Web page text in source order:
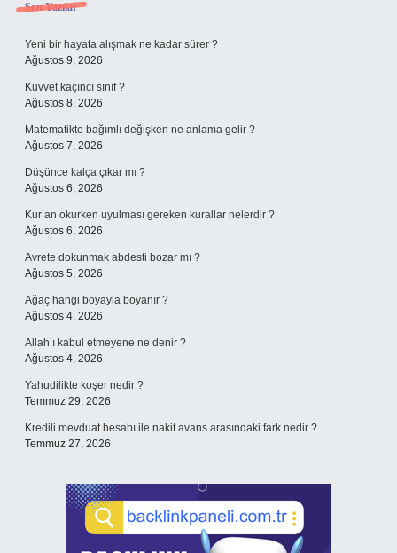
Sidebar
Son Yazılar
Yeni bir hayata alışmak ne kadar sürer ?
Ağustos 9, 2026
Kuvvet kaçıncı sınıf ?
Ağustos 8, 2026
Matematikte bağımlı değişken ne anlama gelir ?
Ağustos 7, 2026
Düşünce kalça çıkar mı ?
Ağustos 6, 2026
Kur’an okurken uyulması gereken kurallar nelerdir ?
Ağustos 6, 2026
Avrete dokunmak abdesti bozar mı ?
Ağustos 5, 2026
Ağaç hangi boyayla boyanır ?
Ağustos 4, 2026
Allah’ı kabul etmeyene ne denir ?
Ağustos 4, 2026
Yahudilikte koşer nedir ?
Temmuz 29, 2026
Kredili mevduat hesabı ile nakit avans arasındaki fark nedir ?
Temmuz 27, 2026